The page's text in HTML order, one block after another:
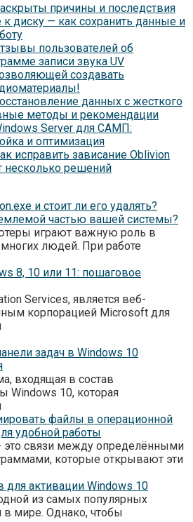
причины и последствия
к диску — как сохранить данные и
пользователей об
записи звука UV
создавать
данных с жесткого
методы и рекомендации
Server для САМП:
и оптимизация
исправить зависание Oblivion
несколько решений
и стоит ли его удалять?
частью вашей системы?
играют важную роль в
людей. При работе
8, 10 или 11: пошаговое
Services, является веб-
корпорацией Microsoft для
задач в Windows 10
входящая в состав
Windows 10, которая
файлы в операционной
удобной работы
связи между определёнными
которые открывают эти
для активации Windows 10
из самых популярных
мире. Однако, чтобы